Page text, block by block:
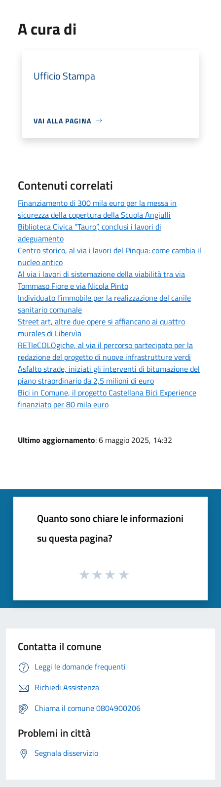
A cura di
Ufficio Stampa
VAI ALLA PAGINA
Contenuti correlati
Finanziamento di 300 mila euro per la messa in
sicurezza della copertura della Scuola Angiulli
Biblioteca Civica “Tauro”, conclusi i lavori di
adeguamento
Centro storico, al via i lavori del Pinqua: come cambia il
nucleo antico
Al via i lavori di sistemazione della viabilità tra via
Tommaso Fiore e via Nicola Pinto
Individuato l’immobile per la realizzazione del canile
sanitario comunale
Street art, altre due opere si affiancano ai quattro
murales di Libervìa
RETIeCOLOgiche, al via il percorso partecipato per la
redazione del progetto di nuove infrastrutture verdi
Asfalto strade, iniziati gli interventi di bitumazione del
piano straordinario da 2,5 milioni di euro
Bici in Comune, il progetto Castellana Bici Experience
finanziato per 80 mila euro
Ultimo aggiornamento: 6 maggio 2025, 14:32
Quanto sono chiare le informazioni
su questa pagina?
Contatta il comune
Leggi le domande frequenti
Richiedi Assistenza
Chiama il comune 0804900206
Problemi in città
Segnala disservizio